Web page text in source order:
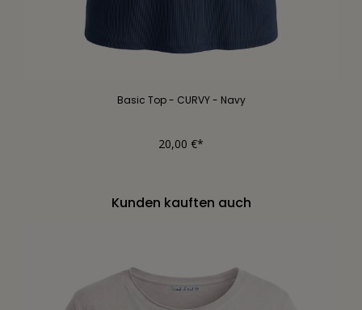
Basic Top - CURVY - Navy
20,00 €*
Kunden kauften auch